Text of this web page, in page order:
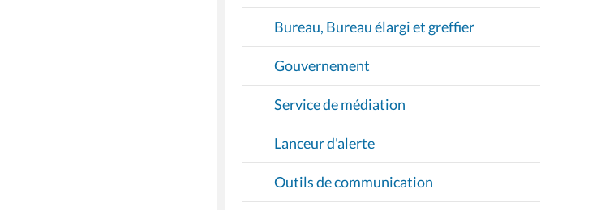
Bureau, Bureau élargi et greffier
Gouvernement
Service de médiation
Lanceur d'alerte
Outils de communication